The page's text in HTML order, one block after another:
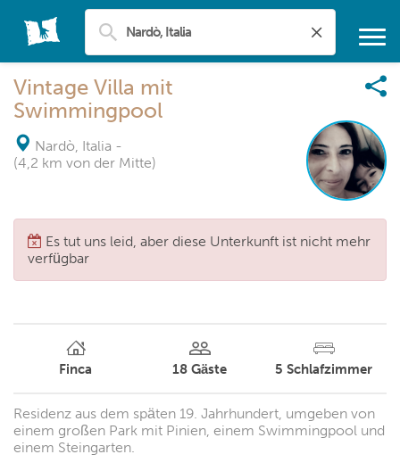
Vintage Villa mit
Swimmingpool
Nardò, Italia -
(4,2 km von der Mitte)
Es tut uns leid, aber diese Unterkunft ist nicht mehr
verfügbar
Finca 18 Gäste 5 Schlafzimmer
Residenz aus dem späten 19. Jahrhundert, umgeben von
einem großen Park mit Pinien, einem Swimmingpool und
einem Steingarten.